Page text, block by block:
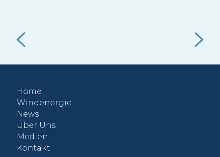
als die kostengünstigste neue fossile
Alternative.
Home
Windenergie
News
Über Uns
Medien
Kontakt